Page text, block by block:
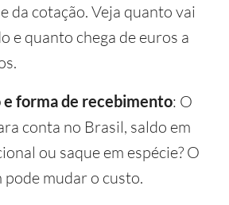
da cotação. Veja quanto vai
e quanto chega de euros a
e forma de recebimento: O
conta no Brasil, saldo em
ou saque em espécie? O
mudar o custo.